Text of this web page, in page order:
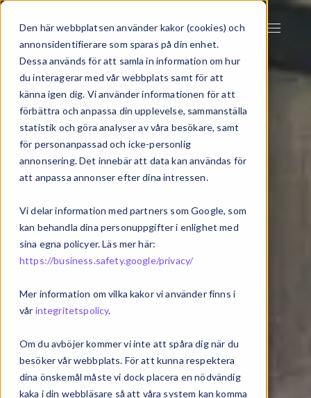
Den här webbplatsen använder kakor (cookies) och
annonsidentifierare som sparas på din enhet.
Dessa används för att samla in information om hur
du interagerar med vår webbplats samt för att
känna igen dig. Vi använder informationen för att
förbättra och anpassa din upplevelse, sammanställa
statistik och göra analyser av våra besökare, samt
för personanpassad och icke-personlig
annonsering. Det innebär att data kan användas för
att anpassa annonser efter dina intressen.
Vi delar information med partners som Google, som
kan behandla dina personuppgifter i enlighet med
sina egna policyer. Läs mer här:
https://business.safety.google/privacy/
Mer information om vilka kakor vi använder finns i
vår integritetspolicy.
Om du avböjer kommer vi inte att spåra dig när du
besöker vår webbplats. För att kunna respektera
dina önskemål måste vi dock placera en nödvändig
kaka i din webbläsare så att våra system kan komma